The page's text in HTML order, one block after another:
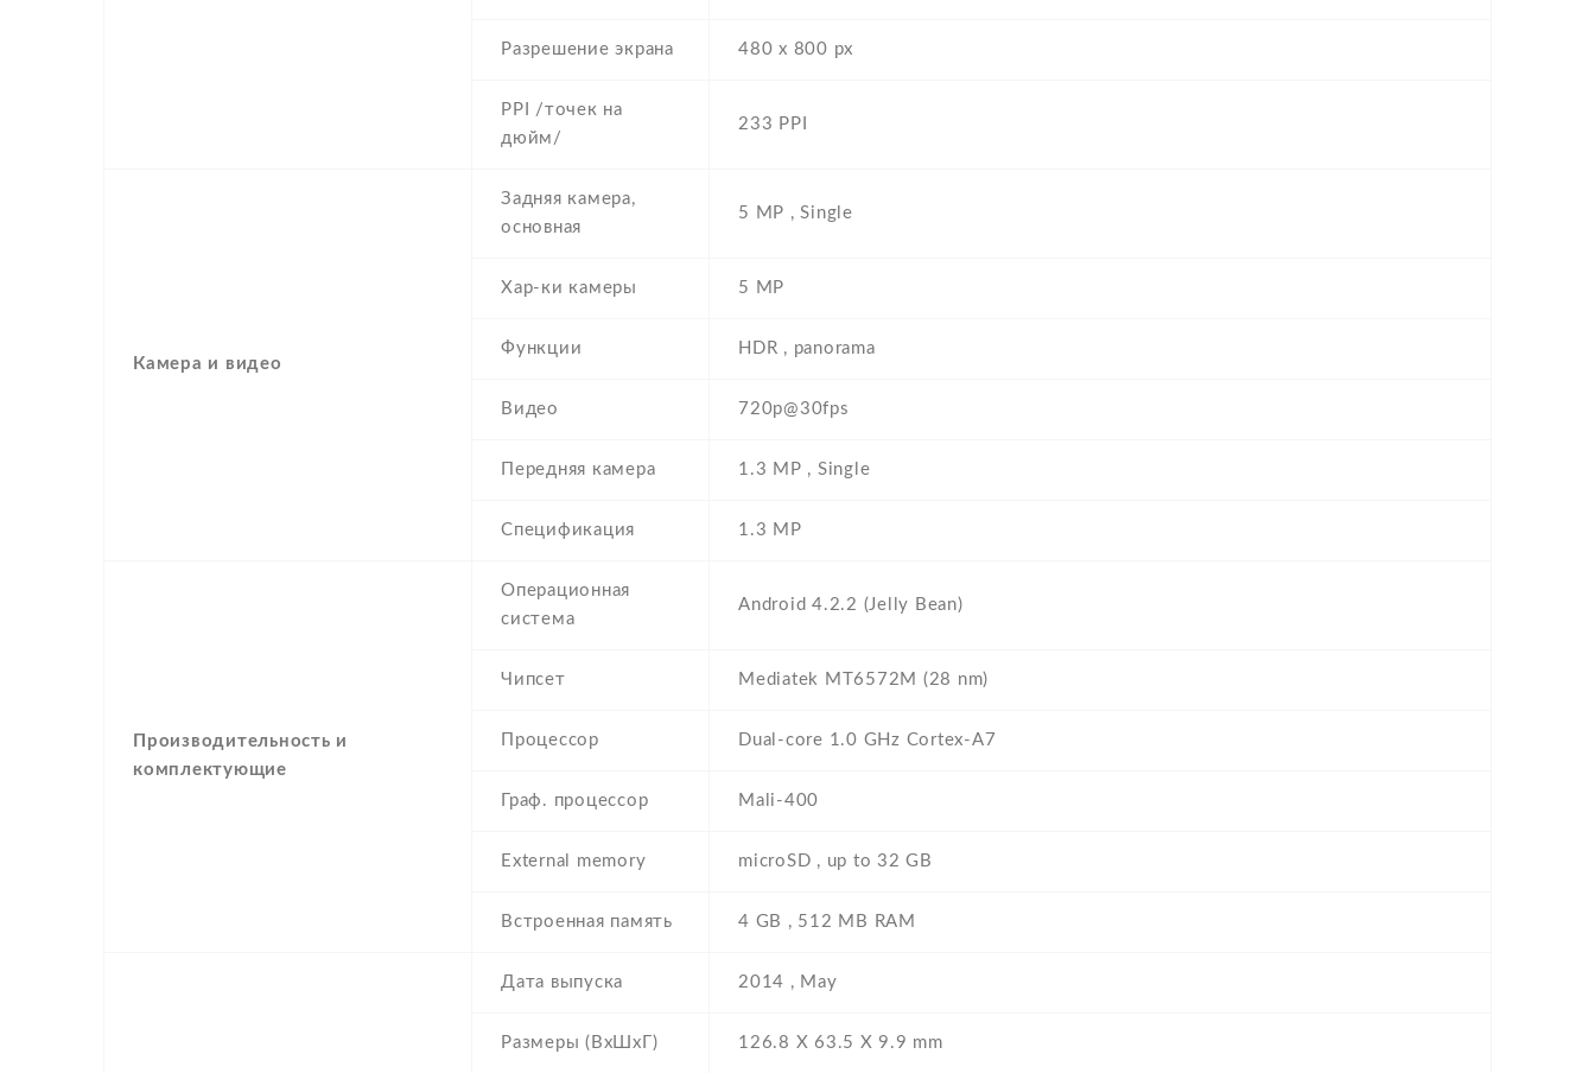
Разрешение экрана 480 x 800 px
PPI /точек на
дюйм/
233 PPI
Камера и видео
Задняя камера,
основная
5 MP , Single
Хар-ки камеры 5 MP
Функции HDR , panorama
Видео 720p@30fps
Передняя камера 1.3 MP , Single
Спецификация 1.3 MP
Производительность и
комплектующие
Операционная
система
Android 4.2.2 (Jelly Bean)
Чипсет Mediatek MT6572M (28 nm)
Процессор Dual-core 1.0 GHz Cortex-A7
Граф. процессор Mali-400
External memory microSD , up to 32 GB
Встроенная память 4 GB , 512 MB RAM
Дата выпуска 2014 , May
Размеры (ВхШхГ) 126.8 Х 63.5 Х 9.9 mm